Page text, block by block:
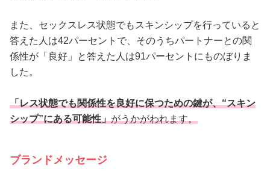
また、セックスレス状態でもスキンシップを行っていると
答えた人は42パーセントで、そのうちパートナーとの関
係性が「良好」と答えた人は91パーセントにものぼりま
した。
「レス状態でも関係性を良好に保つための鍵が、“スキン
シップ”にある可能性」がうかがわれます。
ブランドメッセージ